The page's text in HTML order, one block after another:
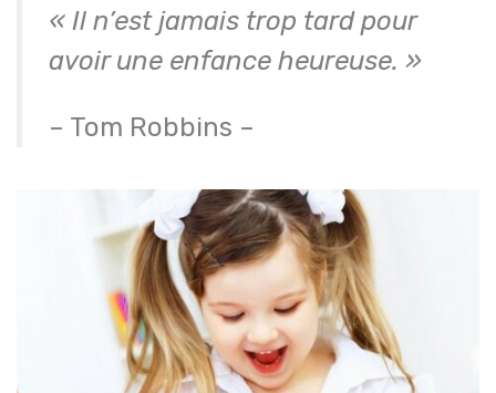
« Il n’est jamais trop tard pour
avoir une enfance heureuse. »
– Tom Robbins –